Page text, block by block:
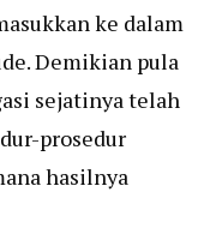
ke dalam
Demikian pula
sejatinya telah
prosedur
hasilnya